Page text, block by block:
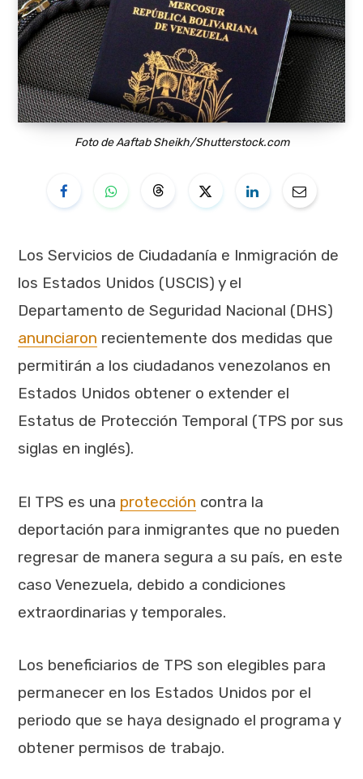
Foto de Aaftab Sheikh/Shutterstock.com
Los Servicios de Ciudadanía e Inmigración de
los Estados Unidos (USCIS) y el
Departamento de Seguridad Nacional (DHS)
anunciaron recientemente dos medidas que
permitirán a los ciudadanos venezolanos en
Estados Unidos obtener o extender el
Estatus de Protección Temporal (TPS por sus
siglas en inglés).
El TPS es una protección contra la
deportación para inmigrantes que no pueden
regresar de manera segura a su país, en este
caso Venezuela, debido a condiciones
extraordinarias y temporales.
Los beneficiarios de TPS son elegibles para
permanecer en los Estados Unidos por el
periodo que se haya designado el programa y
obtener permisos de trabajo.